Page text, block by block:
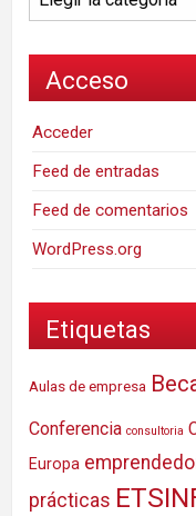
Acceso
Acceder
Feed de entradas
Feed de comentarios
WordPress.org
Etiquetas
Aulas de empresa
Conferencia consultoria
Europa
prácticas